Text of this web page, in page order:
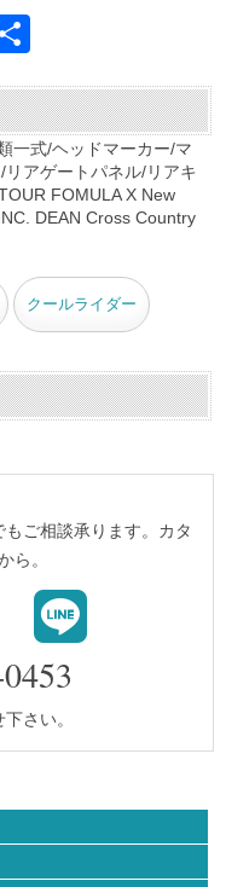
一式/ヘッドマーカー/マ
アゲートパネル/リアキ
FOMULA X New
DEAN Cross Country
クールライダー
ご相談承ります。カタ
ら。
さい。